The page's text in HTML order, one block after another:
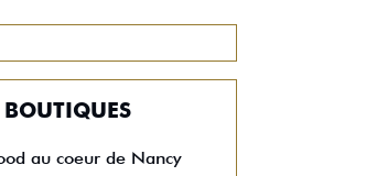
au coeur de Nancy